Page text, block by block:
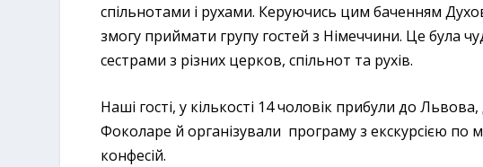
спільнотами і рухами. Керуючись цим баченням
змогу приймати групу гостей з Німеччини. Це була
сестрами з різних церков, спільнот та рухів.
Наші гості, у кількості 14 чоловік прибули до
Фоколаре й організували програму з екскурсією по
конфесій.